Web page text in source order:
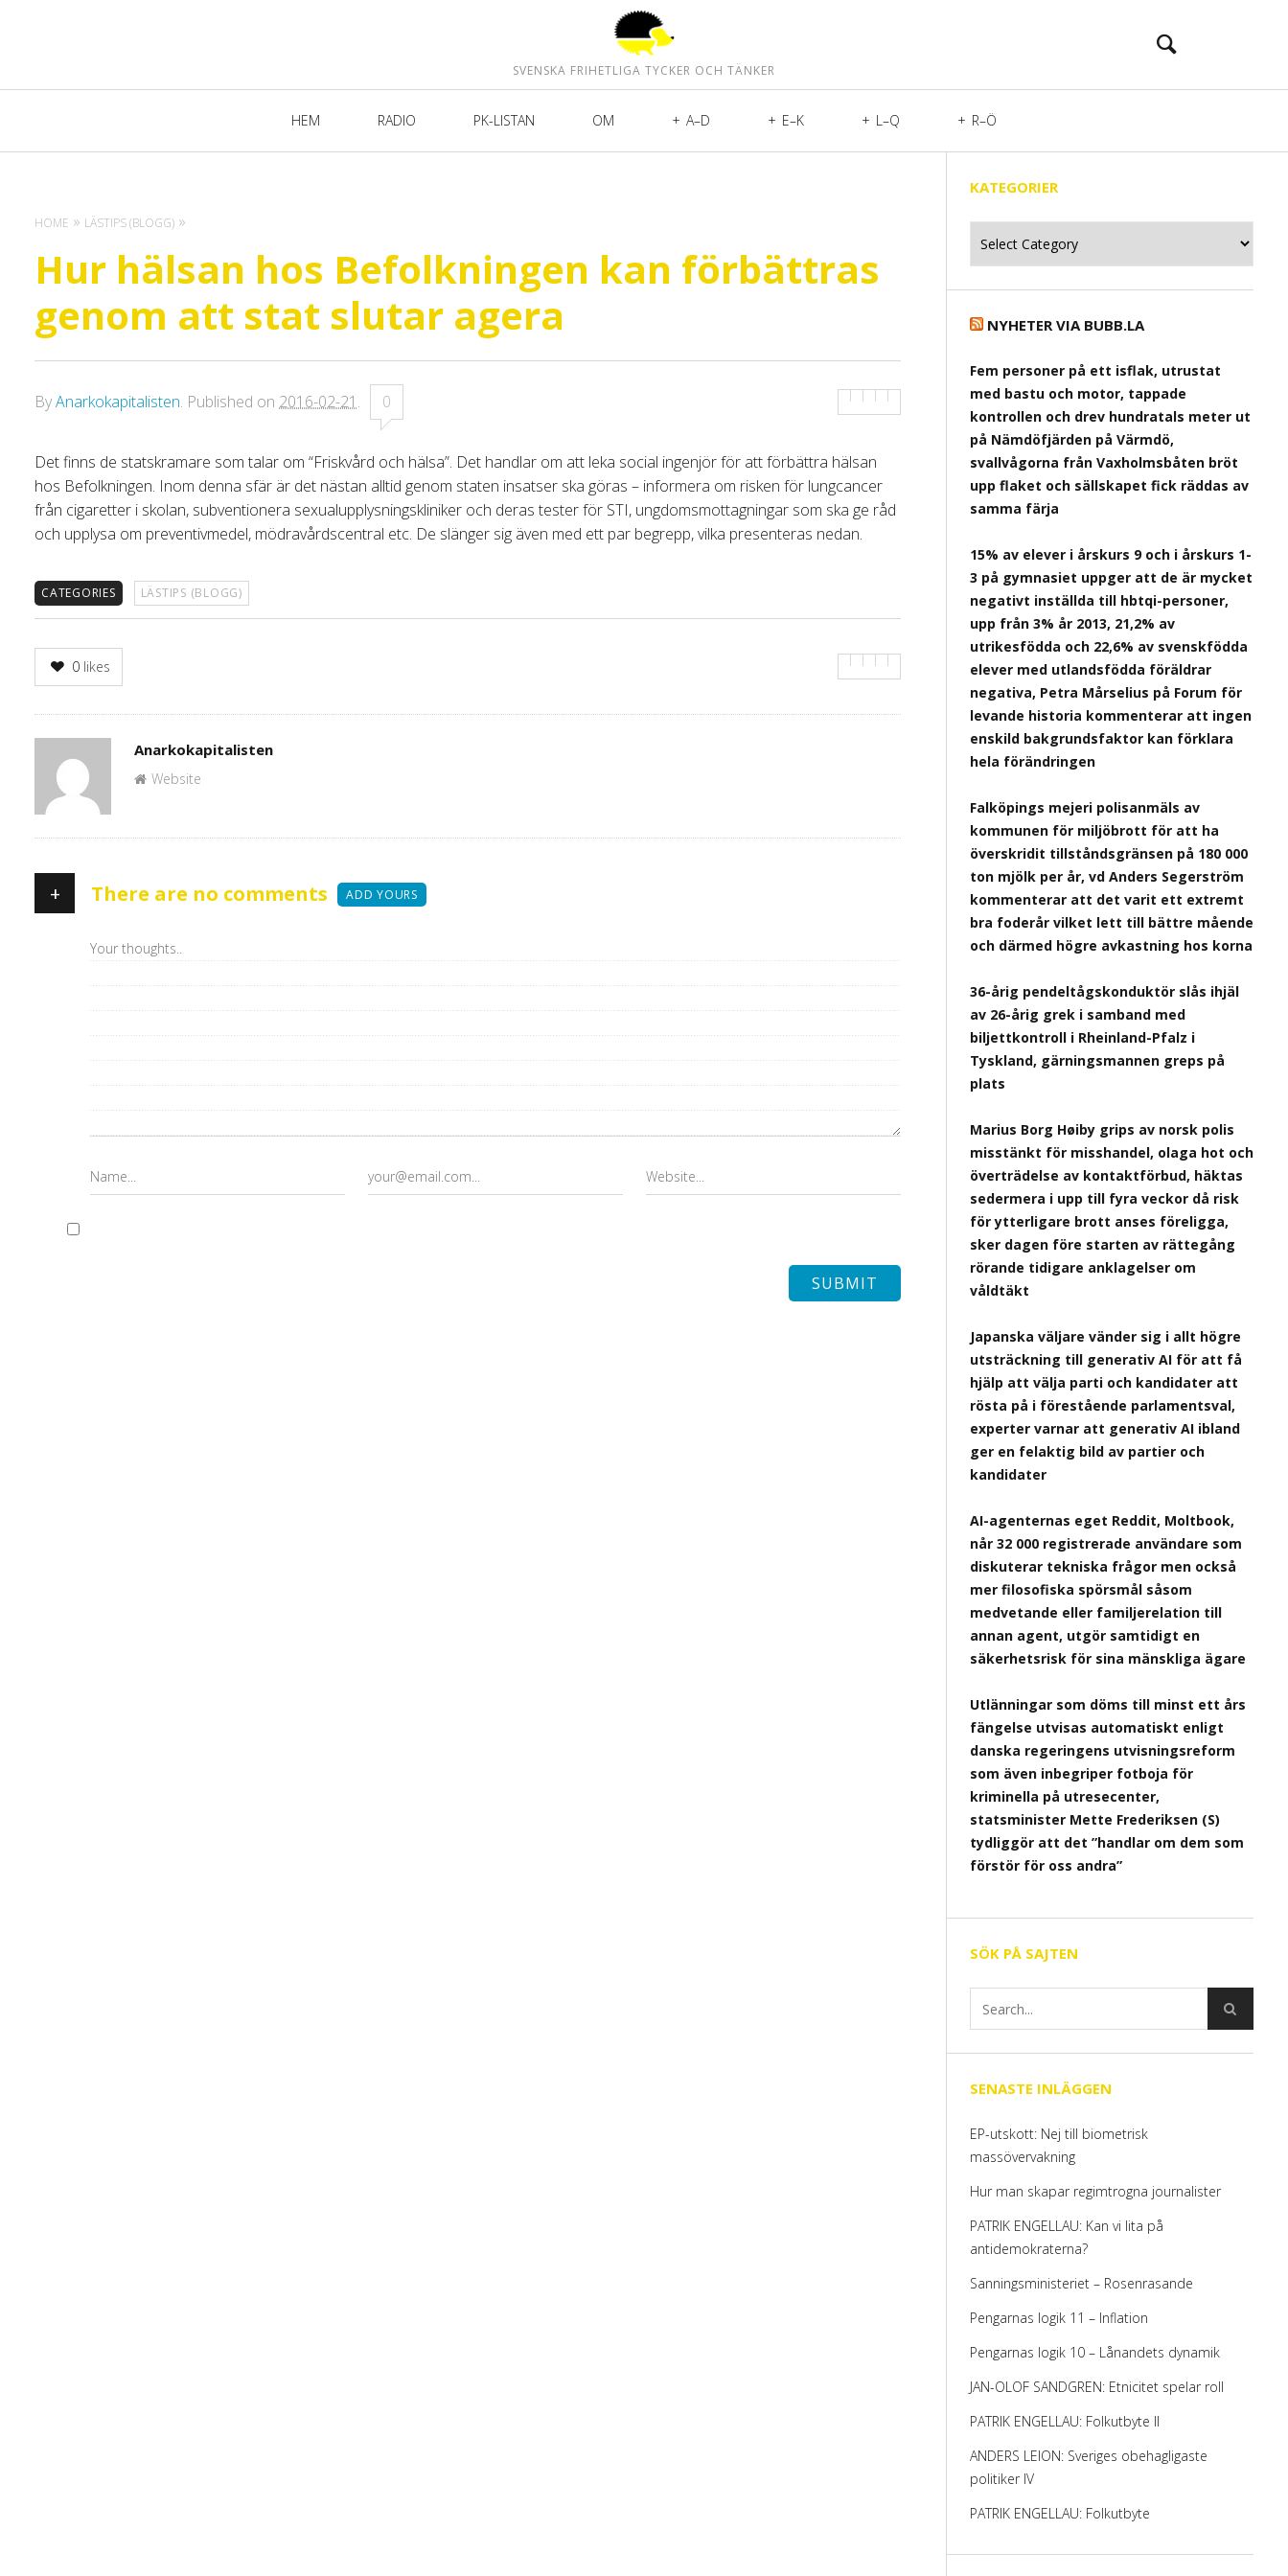
SVENSKA FRIHETLIGA TYCKER OCH TÄNKER
HEM RADIO PK-LISTAN OM A–D E–K L–Q R–Ö
HOME LÄSTIPS (BLOGG)
Hur hälsan hos Befolkningen kan förbättras
genom att stat slutar agera
ByAnarkokapitalisten. Published on 2016-02-21 . 0
Det finns de statskramare som talar om “Friskvård och hälsa”. Det handlar om att leka social ingenjör för att förbättra hälsan
hos Befolkningen. Inom denna sfär är det nästan alltid genom staten insatser ska göras – informera om risken för lungcancer
från cigaretter i skolan, subventionera sexualupplysningskliniker och deras tester för STI, ungdomsmottagningar som ska ge råd
och upplysa om preventivmedel, mödravårdscentral etc. De slänger sig även med ett par begrepp, vilka presenteras nedan.
CATEGORIES LÄSTIPS (BLOGG)
0 likes
Author
Anarkokapitalisten
Website
+ There are no comments ADD YOURS
KATEGORIER
NYHETER VIA BUBB.LA
Fem personer på ett isflak, utrustat
med bastu och motor, tappade
kontrollen och drev hundratals meter ut
på Nämdöfjärden på Värmdö,
svallvågorna från Vaxholmsbåten bröt
upp flaket och sällskapet fick räddas av
samma färja
15% av elever i årskurs 9 och i årskurs 1-
3 på gymnasiet uppger att de är mycket
negativt inställda till hbtqi-personer,
upp från 3% år 2013, 21,2% av
utrikesfödda och 22,6% av svenskfödda
elever med utlandsfödda föräldrar
negativa, Petra Mårselius på Forum för
levande historia kommenterar att ingen
enskild bakgrundsfaktor kan förklara
hela förändringen
Falköpings mejeri polisanmäls av
kommunen för miljöbrott för att ha
överskridit tillståndsgränsen på 180 000
ton mjölk per år, vd Anders Segerström
kommenterar att det varit ett extremt
bra foderår vilket lett till bättre mående
och därmed högre avkastning hos korna
36-årig pendeltågskonduktör slås ihjäl
av 26-årig grek i samband med
biljettkontroll i Rheinland-Pfalz i
Tyskland, gärningsmannen greps på
plats
Marius Borg Høiby grips av norsk polis
misstänkt för misshandel, olaga hot och
överträdelse av kontaktförbud, häktas
sedermera i upp till fyra veckor då risk
för ytterligare brott anses föreligga,
sker dagen före starten av rättegång
rörande tidigare anklagelser om
våldtäkt
Japanska väljare vänder sig i allt högre
utsträckning till generativ AI för att få
hjälp att välja parti och kandidater att
rösta på i förestående parlamentsval,
experter varnar att generativ AI ibland
ger en felaktig bild av partier och
kandidater
AI-agenternas eget Reddit, Moltbook,
når 32 000 registrerade användare som
diskuterar tekniska frågor men också
mer filosofiska spörsmål såsom
medvetande eller familjerelation till
annan agent, utgör samtidigt en
säkerhetsrisk för sina mänskliga ägare
Utlänningar som döms till minst ett års
fängelse utvisas automatiskt enligt
danska regeringens utvisningsreform
som även inbegriper fotboja för
kriminella på utresecenter,
statsminister Mette Frederiksen (S)
tydliggör att det ”handlar om dem som
förstör för oss andra”
SÖK PÅ SAJTEN
SENASTE INLÄGGEN
EP-utskott: Nej till biometrisk
massövervakning
Hur man skapar regimtrogna journalister
PATRIK ENGELLAU: Kan vi lita på
antidemokraterna?
Sanningsministeriet – Rosenrasande
Pengarnas logik 11 – Inflation
Pengarnas logik 10 – Lånandets dynamik
JAN-OLOF SANDGREN: Etnicitet spelar roll
PATRIK ENGELLAU: Folkutbyte II
ANDERS LEION: Sveriges obehagligaste
politiker IV
PATRIK ENGELLAU: Folkutbyte